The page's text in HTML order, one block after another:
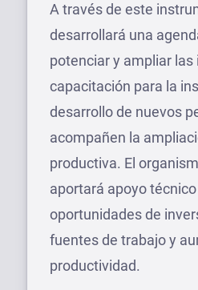
A través de este
desarrollará una
potenciar y ampliar las
capacitación para la
desarrollo de nuevos
acompañen la
productiva. El
aportará apoyo
oportunidades de
fuentes de trabajo y
productividad.